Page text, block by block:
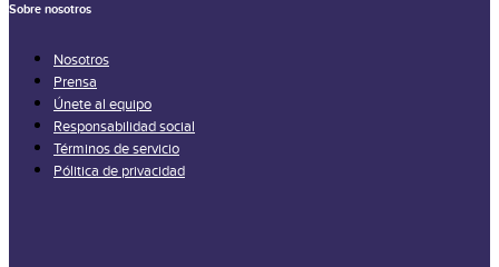
Sobre nosotros
Nosotros
Prensa
Únete al equipo
Responsabilidad social
Términos de servicio
Pólitica de privacidad